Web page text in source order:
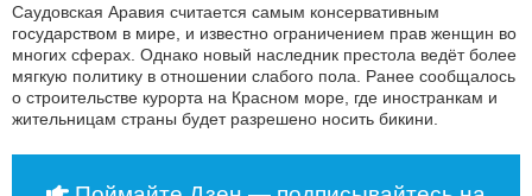
Саудовская Аравия считается самым консервативным
государством в мире, и известно ограничением прав женщин во
многих сферах. Однако новый наследник престола ведёт более
мягкую политику в отношении слабого пола. Ранее сообщалось
о строительстве курорта на Красном море, где иностранкам и
жительницам страны будет разрешено носить бикини.